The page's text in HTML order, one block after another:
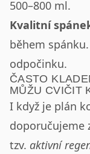
500–800 ml.
Kvalitní
během
odpočinku.
ČASTO
MŮŽU CVIČIT
I když je plán
doporučujeme
tzv. aktivní